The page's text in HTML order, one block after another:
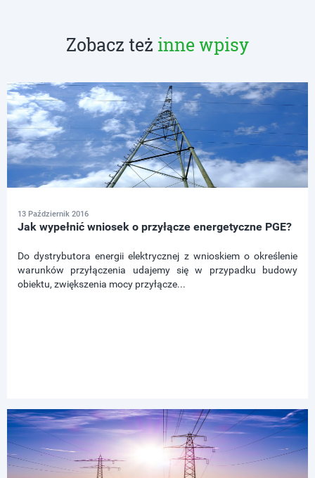
Zobacz też inne wpisy
13 Październik 2016
Jak wypełnić wniosek o przyłącze energetyczne PGE?
Do dystrybutora energii elektrycznej z wnioskiem o określenie
warunków przyłączenia udajemy się w przypadku budowy
obiektu, zwiększenia mocy przyłącze...